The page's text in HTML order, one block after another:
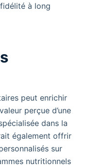
à long
peut enrichir
perçue d’une
dans la
également offrir
sur
nutritionnels